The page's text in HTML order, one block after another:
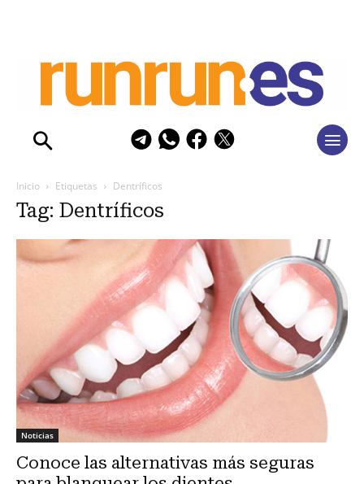
Inicio Etiquetas Dentríficos
Tag: Dentríficos
Noticias
Conoce las alternativas más seguras